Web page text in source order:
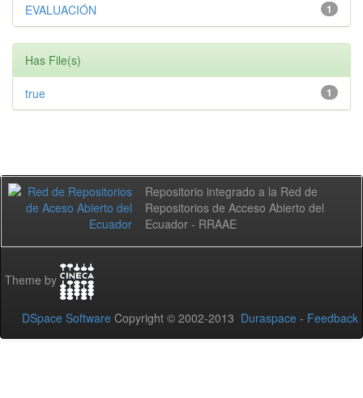
1
EVALUACIÓN
Has File(s)
1
true
Repositorio integrado a la Red de
Repositorios de Acceso Abierto del
Ecuador - RRAAE
Theme by
DSpace Software Copyright © 2002-2013 Duraspace - Feedback